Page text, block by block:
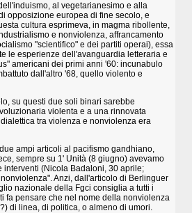
al vegetarianesimo e alla
opposizione europea di fine secolo, e
cultura esprimeva, in magma ribollente,
e nonviolenza, affrancamento
"scientifico" e dei partiti operai), essa
le esperienze dell'avanguardia letteraria e
americani dei primi anni '60: incunabulo
dall'altro '68, quello violento e
su questi due soli binari sarebbe
violenta e a una rinnovata
tra violenza e nonviolenza era
ampi articoli al pacifismo gandhiano,
sempre su 1' Unità (8 giugno) avevamo
interventi (Nicola Badaloni, 30 aprile;
Anzi, dall'articolo di Berlinguer
nazionale della Fgci consiglia a tutti i
fa pensare che nel nome della nonviolenza
di linea, di politica, o almeno di umori.